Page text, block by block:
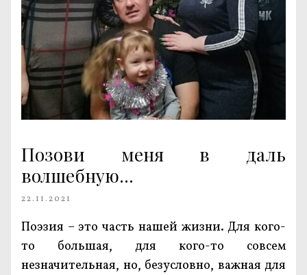
Позови меня в даль
волшебную…
22.11.2021
Поэзия – это часть нашей жизни. Для кого-
то большая, для кого-то совсем
незначительная, но, безусловно, важная для